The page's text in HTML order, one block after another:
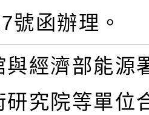
號函辦理。
與經濟部能源
研究院等單位